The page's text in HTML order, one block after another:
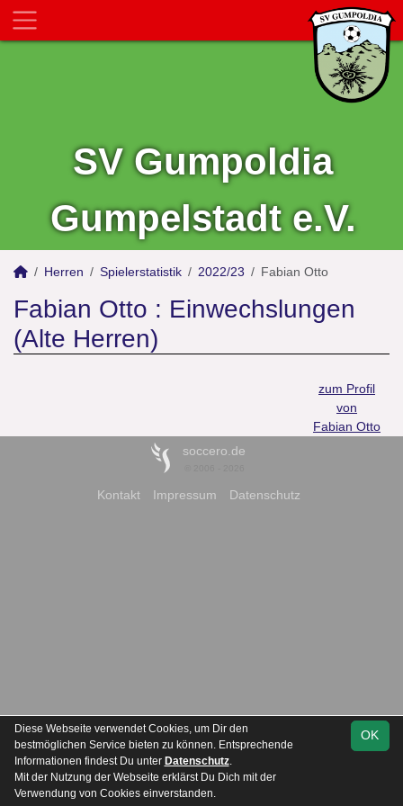
SV Gumpoldia
Gumpelstadt e.V.
Herren Spielerstatistik 2022/23 Fabian Otto
Fabian Otto : Einwechslungen
(Alte Herren)
zum Profil
von
Fabian Otto
soccero.de
Kontakt Impressum Datenschutz
OK
Diese Webseite verwendet Cookies, um Dir den
bestmöglichen Service bieten zu können. Entsprechende
Informationen findest Du unter Datenschutz.
Mit der Nutzung der Webseite erklärst Du Dich mit der
Verwendung von Cookies einverstanden.